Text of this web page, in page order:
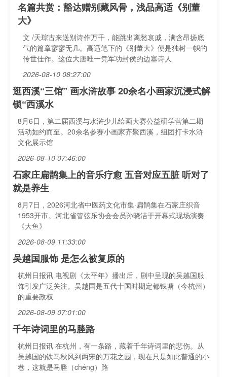
名篇共赏：豁达赠别藏风骨，浅品高适《别董
大》
文 /天琮古来送别诗作万千，能跳出离愁哀戚，满含昂扬底
气的篇章寥寥无几。高适笔下的《别董大》便是独树一帜的
传世佳作。这位大唐唯一凭军功封侯的边塞诗人
2026-08-10 08:27:00
逛西溪“三馆” 画水浒故事 20余名小画家沉浸式解
锁“西溪水
8月6日，第二届西溪与水浒少儿绘画大赛公益研学营第二期
活动如约而至。20余名参赛小画家齐聚西溪，组团打卡水浒
文化展示馆
2026-08-10 07:46:00
石家庄扁鹊集上的音乐疗愈 五音对应五脏 听对了
就是养生
8月7日，2026河北省中医药文化市集·扁鹊集在石家庄织音
1953开市。河北省管弦乐协会会员孙晓洁于开幕式现场演奏
《大鱼》
2026-08-09 11:33:00
吴越国服饰 是怎么被复原的
杭州日报讯 电视剧《太平年》播出后，剧中呈现的吴越国服
饰引发广泛关注。吴越国是五代十国时期定都钱塘（今杭州）
的重要政权
2026-08-09 07:01:00
千年诗词里的马塍路
杭州日报讯 在杭州，有一条路，藏着千年诗词里的悲伤。从
吴越国的铁马秋风到两宋的万花之园，现在只是如此普通的小
巷，这就是马塍（chéng）路